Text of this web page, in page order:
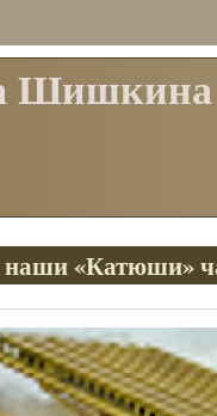
Шишкина
«Катюши»